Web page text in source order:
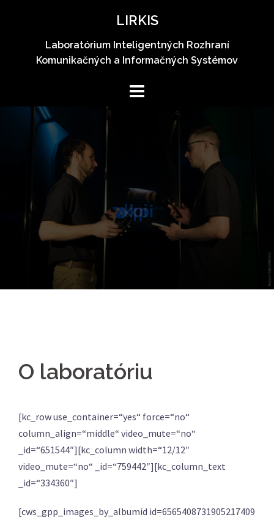
LIRKIS
Laboratórium Inteligentných Rozhraní
Komunikačných a Informačných Systémov
O laboratóriu
[kc_row use_container=“yes“ force=“no“
column_align=“middle“ video_mute=“no“
_id=“651544″][kc_column width=“12/12″
video_mute=“no“ _id=“759442″][kc_column_text
_id=“334360″]
[cws_gpp_images_by_albumid id=6565408731905217409